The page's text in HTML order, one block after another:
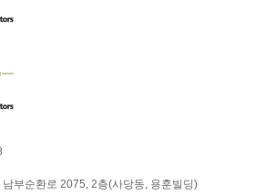
부순환로 2075, 2층(사당동, 용훈빌딩)